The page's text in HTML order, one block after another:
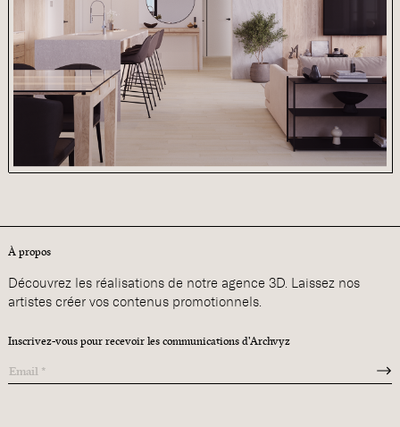
À propos
Découvrez les réalisations de notre agence 3D. Laissez nos
artistes créer vos contenus promotionnels.
Inscrivez-vous pour recevoir les communications d'Archvyz